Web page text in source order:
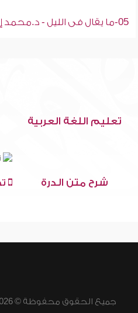
05-ما يقال فى الليل - د.محمد إسماعيل المقدم
تعليم اللغة العربية
شرح متن الدرة
جميع الحقوق محفوظة © 2026 - 1998 لشبكة إسلام ويب